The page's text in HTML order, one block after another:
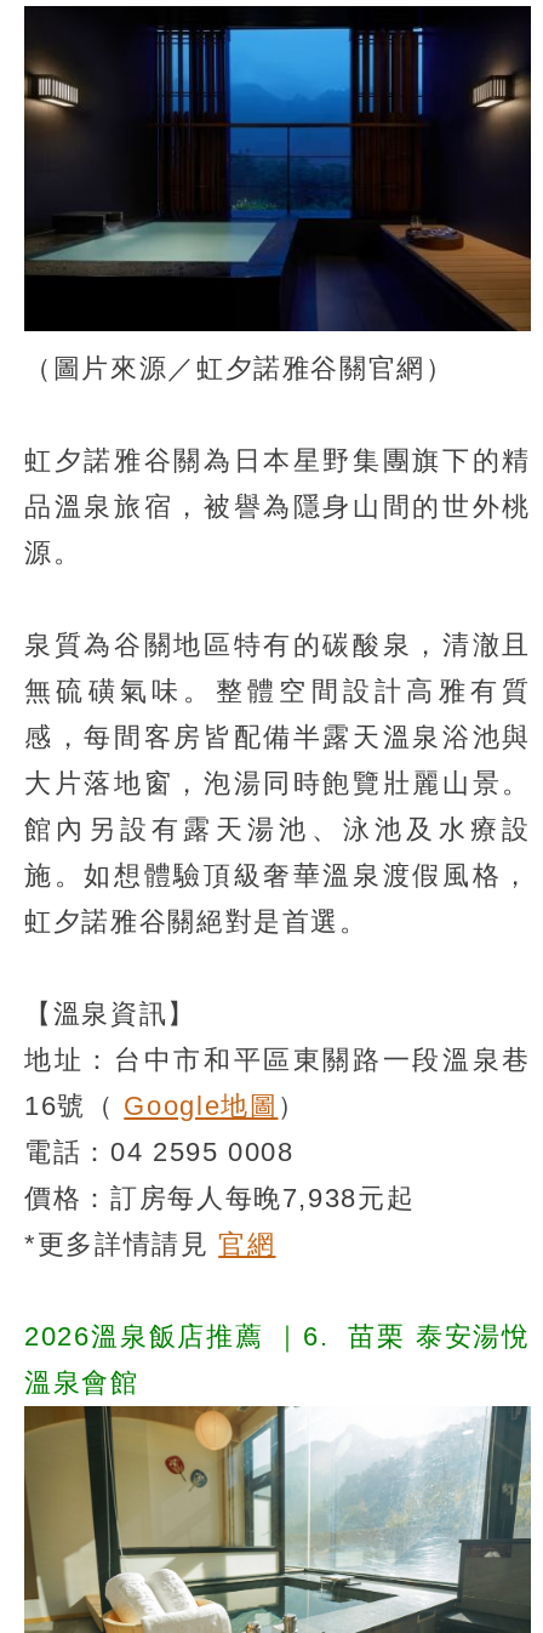
（圖片來源／虹夕諾雅谷關官網）
虹夕諾雅谷關為日本星野集團旗下的精
品溫泉旅宿，被譽為隱身山間的世外桃
源。
泉質為谷關地區特有的碳酸泉，清澈且
無硫磺氣味。整體空間設計高雅有質
感，每間客房皆配備半露天溫泉浴池與
大片落地窗，泡湯同時飽覽壯麗山景。
館內另設有露天湯池、泳池及水療設
施。如想體驗頂級奢華溫泉渡假風格，
虹夕諾雅谷關絕對是首選。
【溫泉資訊】
地址：台中市和平區東關路一段溫泉巷
16號（ Google地圖 ）
電話：04 2595 0008
價格：訂房每人每晚7,938元起
*更多詳情請見官網
2026溫泉飯店推薦 ｜6.
苗栗 泰安湯悅
溫泉會館